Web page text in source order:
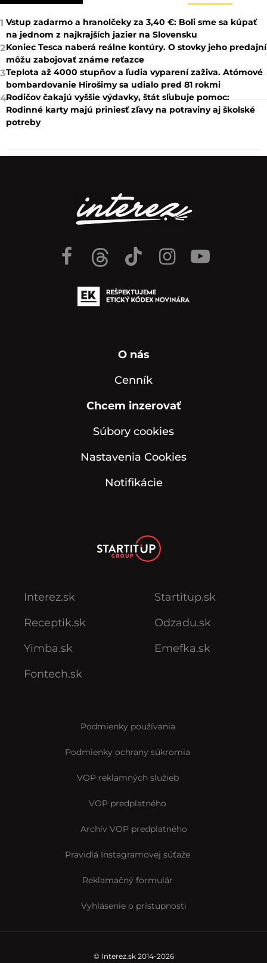
1 Vstup zadarmo a hranolčeky za 3,40 €: Boli sme sa kúpať
na jednom z najkrajších jazier na Slovensku
2Koniec Tesca naberá reálne kontúry. O stovky jeho predajní
môžu zabojovať známe reťazce
3Teplota až 4000 stupňov a ľudia vyparení zaživa. Atómové
bombardovanie Hirošimy sa udialo pred 81 rokmi
4Rodičov čakajú vyššie výdavky, štát sľubuje pomoc:
Rodinné karty majú priniesť zľavy na potraviny aj školské
potreby
O nás
Cenník
Chcem inzerovať
Súbory cookies
Nastavenia Cookies
Notifikácie
Interez.sk
Receptik.sk
Yimba.sk
Fontech.sk
Startitup.sk
Odzadu.sk
Emefka.sk
Podmienky používania
Podmienky ochrany súkromia
VOP reklamných služieb
VOP predplatného
Archív VOP predplatného
Pravidlá Instagramovej súťaže
Reklamačný formulár
Vyhlásenie o prístupnosti
© Interez.sk 2014-2026